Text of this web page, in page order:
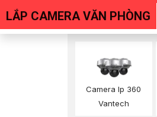
LẮP CAMERA VĂN PHÒNG
Camera Ip 360
Vantech